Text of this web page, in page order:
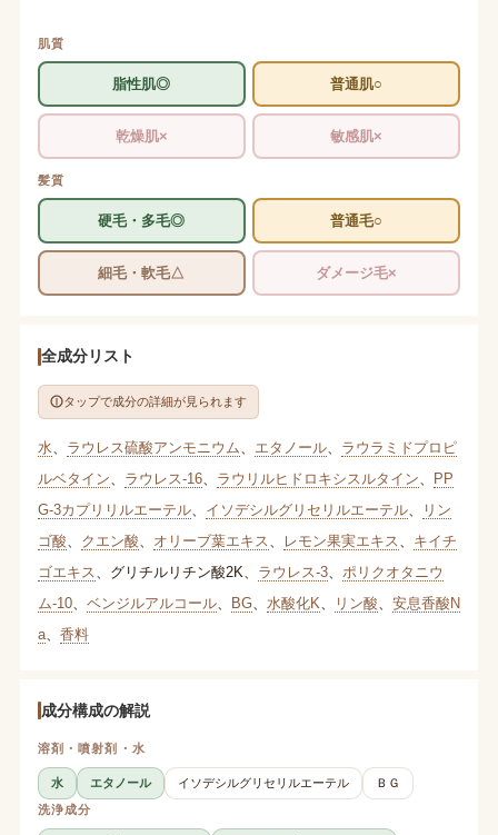
肌質
脂性肌◎ 普通肌○
乾燥肌× 敏感肌×
髪質
硬毛・多毛◎ 普通毛○
細毛・軟毛△ ダメージ毛×
全成分リスト
タップで成分の詳細が見られます
水 ラウレス硫酸アンモニウム エタノール、 ラウラミドプロピ
ルベタイン
ラウレス-16、 ラウリルヒドロキシスルタイン
PP
G-3カプリリルエーテル、 イソデシルグリセリルエーテル、
リン
ゴ酸
クエン酸 オリーブ葉エキス レモン果実エキス
キイチ
ゴエキス
グリチルリチン酸2K ラウレス-3、 ポリクオタニウ
ム-10、 ベンジルアルコール、 BG、 水酸化K リン酸
安息香酸N
a、 香料
成分構成の解説
溶剤・噴射剤・水
水 エタノール イソデシルグリセリルエーテル
ＢＧ
洗浄成分